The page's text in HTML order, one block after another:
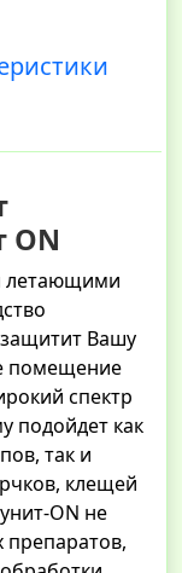
ON
летающими
Вашу
помещение
спектр
подойдет как
так и
клещей
ON не
препаратов,